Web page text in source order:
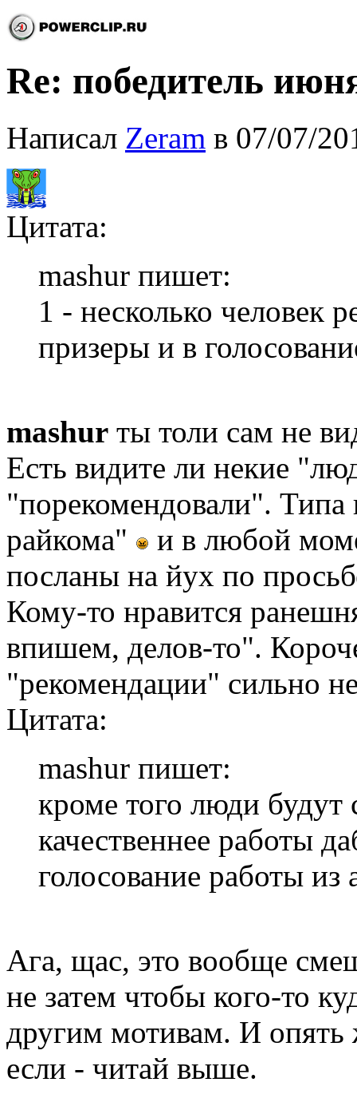
Re: победитель
Написал Zeram в 07/07/
Цитата:
mashur пишет:
1 - несколько человек
призеры и в
mashur ты толи сам не
Есть видите ли некие
"порекомендовали".
райкома"
и в любой
посланы на йух по
Кому-то нравится
впишем, делов-то".
"рекомендации" сильно
Цитата:
mashur пишет:
кроме того люди будут
качественнее работы
голосование работы из
Ага, щас, это вообще
не затем чтобы кого-то
другим мотивам. И опять
если - читай выше.